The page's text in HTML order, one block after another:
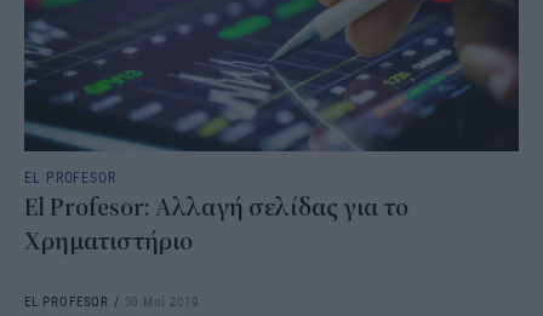
EL PROFESOR
El Profesor: Αλλαγή σελίδας για το
Χρηματιστήριο
EL PROFESOR / 30 Μαΐ 2019